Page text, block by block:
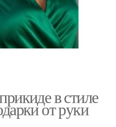
в стиле
от руки